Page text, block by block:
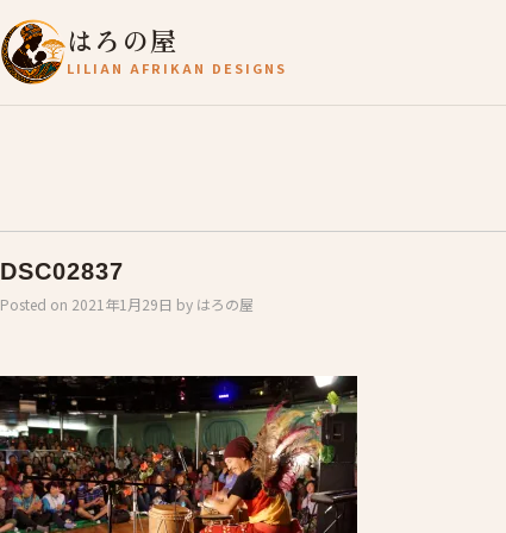
はろの屋
LILIAN AFRIKAN DESIGNS
DSC02837
Posted on 2021年1月29日 by はろの屋